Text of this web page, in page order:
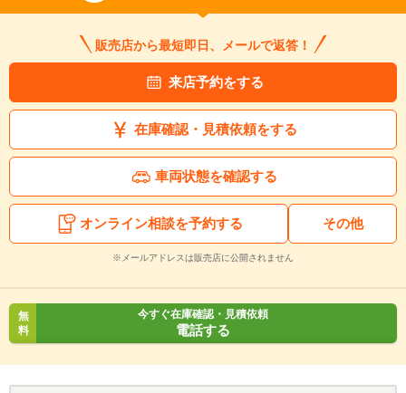
販売店から最短即日、メールで返答！
来店予約をする
在庫確認・見積依頼をする
車両状態を確認する
オンライン相談を予約する その他
※メールアドレスは販売店に公開されません
無
料
今すぐ在庫確認・見積依頼
電話する